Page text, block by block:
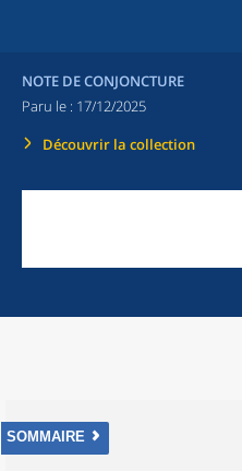
NOTE DE CONJONCTURE
Paru le : 17/12/2025
Découvrir la collection
SOMMAIRE